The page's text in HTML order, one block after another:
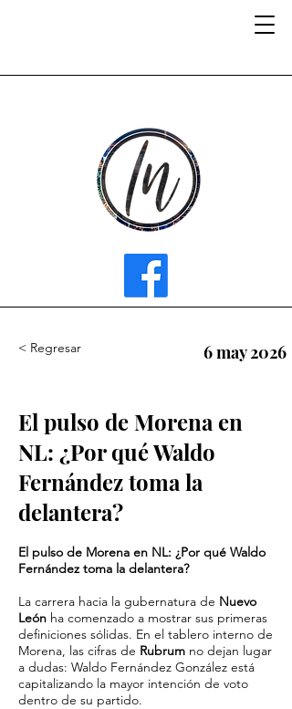
< Regresar 6 may 2026
El pulso de Morena en
NL: ¿Por qué Waldo
Fernández toma la
delantera?
El pulso de Morena en NL: ¿Por qué Waldo
Fernández toma la delantera?
La carrera hacia la gubernatura de Nuevo
León ha comenzado a mostrar sus primeras
definiciones sólidas. En el tablero interno de
Morena, las cifras de Rubrum no dejan lugar
a dudas: Waldo Fernández González está
capitalizando la mayor intención de voto
dentro de su partido.